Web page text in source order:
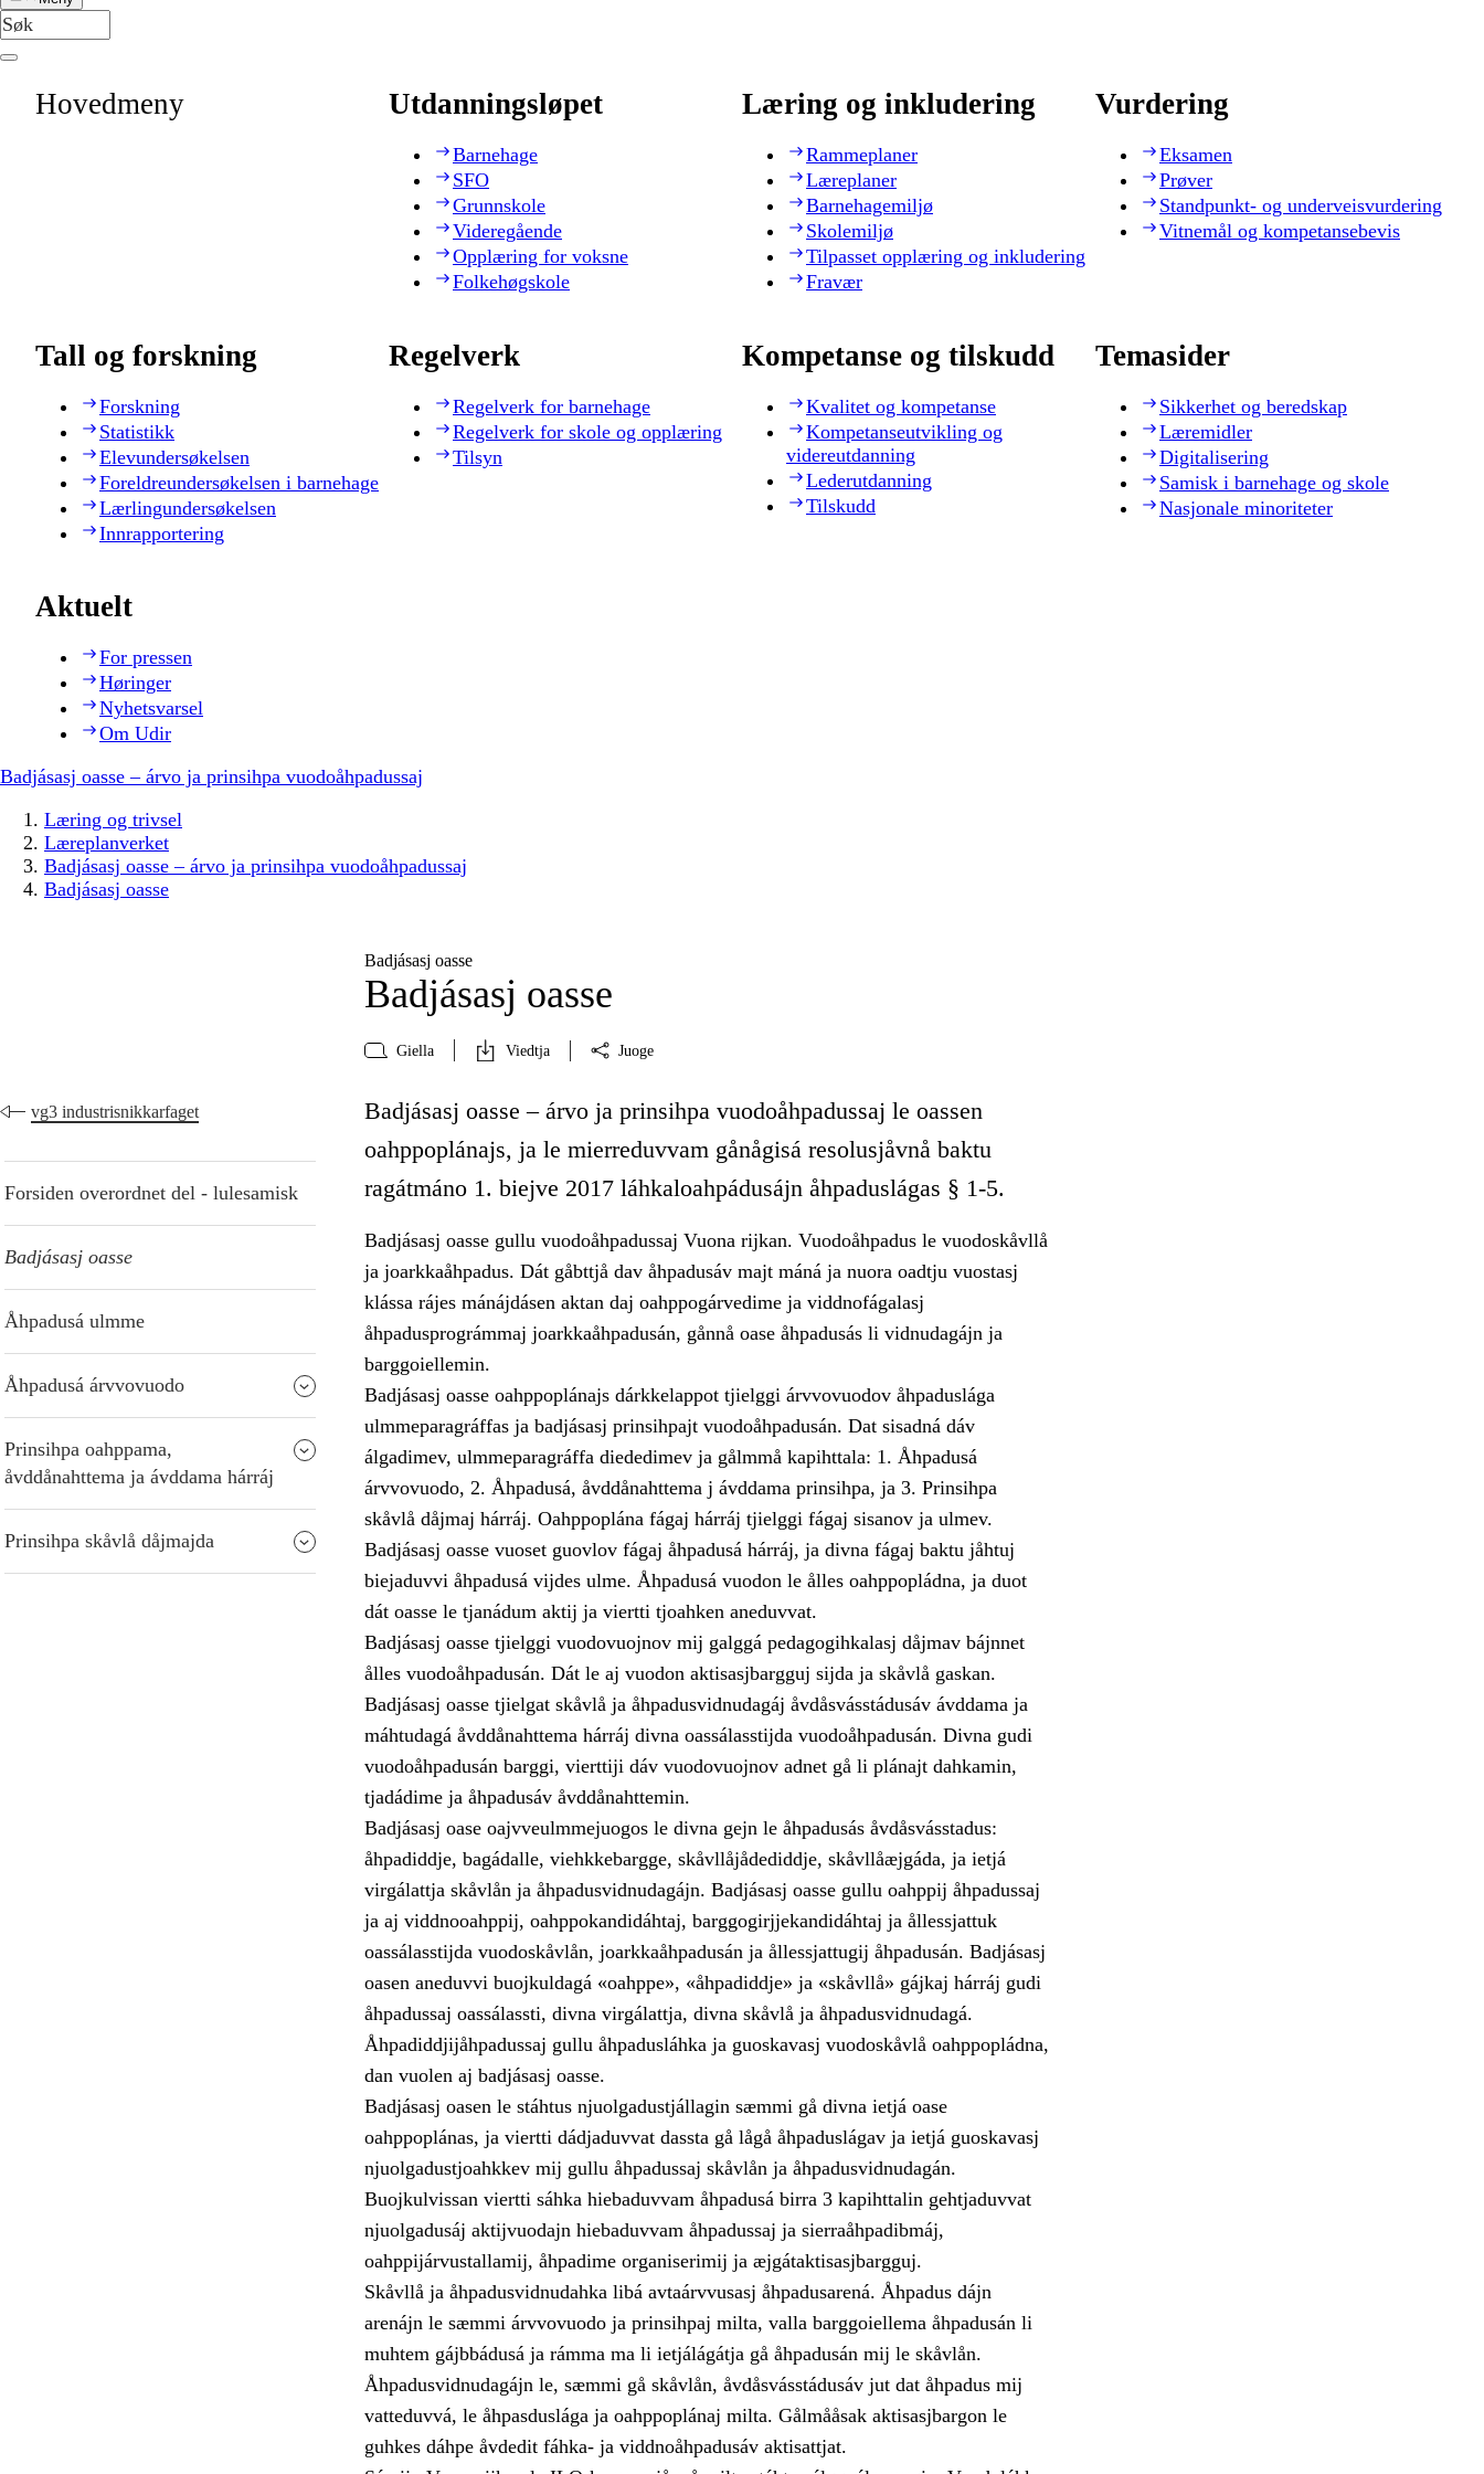
Hovedmeny Utdanningsløpet
Barnehage
SFO
Grunnskole
Videregående
Opplæring for voksne
Folkehøgskole
Læring og inkludering
Rammeplaner
Læreplaner
Barnehagemiljø
Skolemiljø
Tilpasset opplæring og inkludering
Fravær
Vurdering
Eksamen
Prøver
Standpunkt- og underveisvurdering
Vitnemål og kompetansebevis
Tall og forskning
Forskning
Statistikk
Elevundersøkelsen
Foreldreundersøkelsen i barnehage
Lærlingundersøkelsen
Innrapportering
Regelverk
Regelverk for barnehage
Regelverk for skole og opplæring
Tilsyn
Kompetanse og tilskudd
Kvalitet og kompetanse
Kompetanseutvikling og
videreutdanning
Lederutdanning
Tilskudd
Temasider
Sikkerhet og beredskap
Læremidler
Digitalisering
Samisk i barnehage og skole
Nasjonale minoriteter
Aktuelt
For pressen
Høringer
Nyhetsvarsel
Om Udir
Badjásasj oasse – árvo ja prinsihpa vuodoåhpadussaj
Læring og trivsel
Læreplanverket
Badjásasj oasse – árvo ja prinsihpa vuodoåhpadussaj
Badjásasj oasse
Badjásasj oasse
Badjásasj oasse
Giella Viedtja Juoge
vg3 industrisnikkarfaget
Forsiden overordnet del - lulesamisk
Badjásasj oasse
Åhpadusá ulmme
Åhpadusá árvvovuodo
Prinsihpa oahppama,
åvddånahttema ja ávddama hárráj
Prinsihpa skåvlå dåjmajda
Badjásasj oasse – árvo ja prinsihpa vuodoåhpadussaj le oassen
oahppoplánajs, ja le mierreduvvam gånågisá resolusjåvnå baktu
ragátmáno 1. biejve 2017 láhkaloahpádusájn åhpaduslágas § 1-5.
Badjásasj oasse gullu vuodoåhpadussaj Vuona rijkan. Vuodoåhpadus le vuodoskåvllå
ja joarkkaåhpadus. Dát gåbttjå dav åhpadusáv majt máná ja nuora oadtju vuostasj
klássa rájes mánájdásen aktan daj oahppogárvedime ja viddnofágalasj
åhpadusprográmmaj joarkkaåhpadusán, gånnå oase åhpadusás li vidnudagájn ja
barggoiellemin.
Badjásasj oasse oahppoplánajs dárkkelappot tjielggi árvvovuodov åhpaduslága
ulmmeparagráffas ja badjásasj prinsihpajt vuodoåhpadusán. Dat sisadná dáv
álgadimev, ulmmeparagráffa diededimev ja gålmmå kapihttala: 1. Åhpadusá
árvvovuodo, 2. Åhpadusá, åvddånahttema j ávddama prinsihpa, ja 3. Prinsihpa
skåvlå dåjmaj hárráj. Oahppoplána fágaj hárráj tjielggi fágaj sisanov ja ulmev.
Badjásasj oasse vuoset guovlov fágaj åhpadusá hárráj, ja divna fágaj baktu jåhtuj
biejaduvvi åhpadusá vijdes ulme. Åhpadusá vuodon le ålles oahppopládna, ja duot
dát oasse le tjanádum aktij ja viertti tjoahken aneduvvat.
Badjásasj oasse tjielggi vuodovuojnov mij galggá pedagogihkalasj dåjmav bájnnet
ålles vuodoåhpadusán. Dát le aj vuodon aktisasjbargguj sijda ja skåvlå gaskan.
Badjásasj oasse tjielgat skåvlå ja åhpadusvidnudagáj åvdåsvásstádusáv ávddama ja
máhtudagá åvddånahttema hárráj divna oassálasstijda vuodoåhpadusán. Divna gudi
vuodoåhpadusán barggi, vierttiji dáv vuodovuojnov adnet gå li plánajt dahkamin,
tjadádime ja åhpadusáv åvddånahttemin.
Badjásasj oase oajvveulmmejuogos le divna gejn le åhpadusás åvdåsvásstadus:
åhpadiddje, bagádalle, viehkkebargge, skåvllåjådediddje, skåvllåæjgáda, ja ietjá
virgálattja skåvlån ja åhpadusvidnudagájn. Badjásasj oasse gullu oahppij åhpadussaj
ja aj viddnooahppij, oahppokandidáhtaj, barggogirjjekandidáhtaj ja ållessjattuk
oassálasstijda vuodoskåvlån, joarkkaåhpadusán ja ållessjattugij åhpadusán. Badjásasj
oasen aneduvvi buojkuldagá «oahppe», «åhpadiddje» ja «skåvllå» gájkaj hárráj gudi
åhpadussaj oassálassti, divna virgálattja, divna skåvlå ja åhpadusvidnudagá.
Åhpadiddjijåhpadussaj gullu åhpadusláhka ja guoskavasj vuodoskåvlå oahppopládna,
dan vuolen aj badjásasj oasse.
Badjásasj oasen le stáhtus njuolgadustjállagin sæmmi gå divna ietjá oase
oahppoplánas, ja viertti dádjaduvvat dassta gå lågå åhpaduslágav ja ietjá guoskavasj
njuolgadustjoahkkev mij gullu åhpadussaj skåvlån ja åhpadusvidnudagán.
Buojkulvissan viertti sáhka hiebaduvvam åhpadusá birra 3 kapihttalin gehtjaduvvat
njuolgadusáj aktijvuodajn hiebaduvvam åhpadussaj ja sierraåhpadibmáj,
oahppijárvustallamij, åhpadime organiserimij ja æjgátaktisasjbargguj.
Skåvllå ja åhpadusvidnudahka libá avtaárvvusasj åhpadusarená. Åhpadus dájn
arenájn le sæmmi árvvovuodo ja prinsihpaj milta, valla barggoiellema åhpadusán li
muhtem gájbbádusá ja rámma ma li ietjálágátja gå åhpadusán mij le skåvlån.
Åhpadusvidnudagájn le, sæmmi gå skåvlån, åvdåsvásstádusáv jut dat åhpadus mij
vatteduvvá, le åhpasduslága ja oahppoplánaj milta. Gålmååsak aktisasjbargon le
guhkes dáhpe åvdedit fáhka- ja viddnoåhpadusáv aktisattjat.